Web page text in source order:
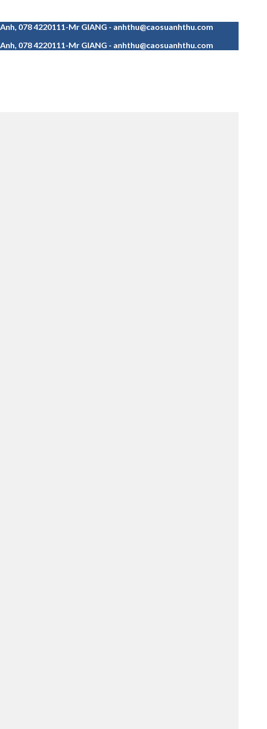
078 4220111-Mr GIANG - anhthu@caosuanhthu.com
078 4220111-Mr GIANG - anhthu@caosuanhthu.com